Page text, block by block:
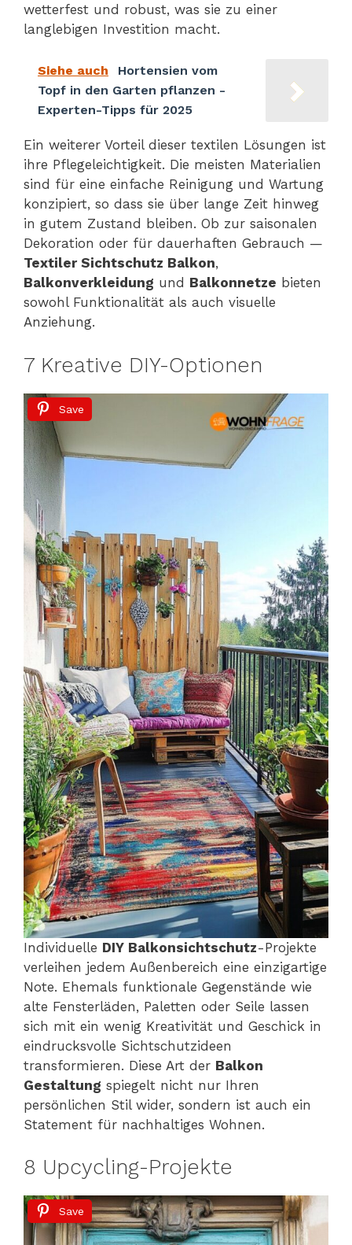
wetterfest und robust, was sie zu einer
langlebigen Investition macht.
Siehe auch
Hortensien vom
Topf in den Garten pflanzen -
Experten-Tipps für 2025
Ein weiterer Vorteil dieser textilen Lösungen ist
ihre Pflegeleichtigkeit. Die meisten Materialien
sind für eine einfache Reinigung und Wartung
konzipiert, so dass sie über lange Zeit hinweg
in gutem Zustand bleiben. Ob zur saisonalen
Dekoration oder für dauerhaften Gebrauch —
Textiler Sichtschutz Balkon,
Balkonverkleidung und Balkonnetze bieten
sowohl Funktionalität als auch visuelle
Anziehung.
7 Kreative DIY-Optionen
Save
Individuelle DIY Balkonsichtschutz-Projekte
verleihen jedem Außenbereich eine einzigartige
Note. Ehemals funktionale Gegenstände wie
alte Fensterläden, Paletten oder Seile lassen
sich mit ein wenig Kreativität und Geschick in
eindrucksvolle Sichtschutzideen
transformieren. Diese Art der Balkon
Gestaltung spiegelt nicht nur Ihren
persönlichen Stil wider, sondern ist auch ein
Statement für nachhaltiges Wohnen.
8 Upcycling-Projekte
Save